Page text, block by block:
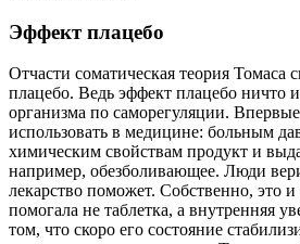
Эффект плацебо
Отчасти соматическая теория Томаса
плацебо. Ведь эффект плацебо ничто
организма по саморегуляции.
использовать в медицине: больным
химическим свойствам продукт и
например, обезболивающее. Люди
лекарство поможет. Собственно, это
помогала не таблетка, а внутренняя
том, что скоро его состояние